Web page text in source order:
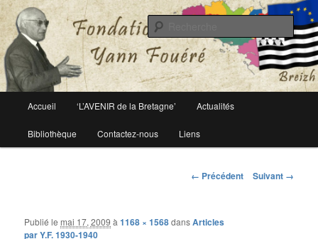
Fondation Yann Fouéré
Le site officiel de la fondation Yann Fouéré
principal
Aller
au
Accueil ‘L’AVENIR de la Bretagne’ Actualités
Bibliothèque Contactez-nous Liens
Navigation
← Précédent Suivant →
Publié lemai 17, 2009 à1168 × 1568dansArticles
par Y.F. 1930-1940